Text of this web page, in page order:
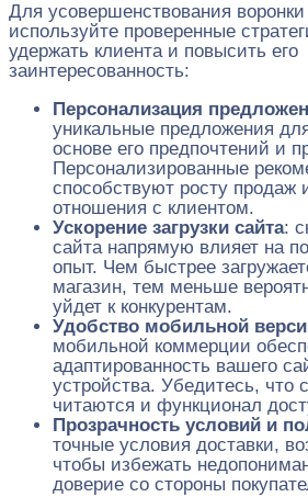
Для усовершенствования
используйте проверенные
удержать клиента и повысить его
заинтересованность:
Персонализация
уникальные предложения
основе его предпочтений и
Персонализированные
способствуют росту продаж
отношения с клиентом.
Ускорение загрузки сайта:
сайта напрямую влияет на
опыт. Чем быстрее
магазин, тем меньше
уйдет к конкурентам.
Удобство мобильной
мобильной коммерции
адаптированность вашего
устройства. Убедитесь, что
читаются и функционал
Прозрачность условий и
точные условия доставки,
чтобы избежать
доверие со стороны